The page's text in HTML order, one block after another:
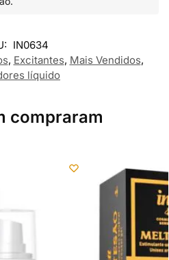
IN0634
, Excitantes, Mais Vendidos,
líquido
compraram